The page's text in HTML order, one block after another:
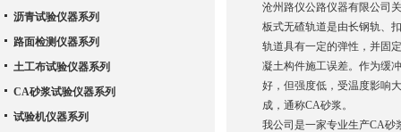
沧州路仪公路仪器有限公司
板式无碴轨道是由长钢轨、
轨道具有一定的弹性，并固
凝土构件施工误差。作为缓
好，但强度低，受温度影响
成，通称CA砂浆。
我公司是一家专业生产CA砂
沥青试验仪器系列
路面检测仪器系列
土工布试验仪器系列
CA砂浆试验仪器系列
试验机仪器系列